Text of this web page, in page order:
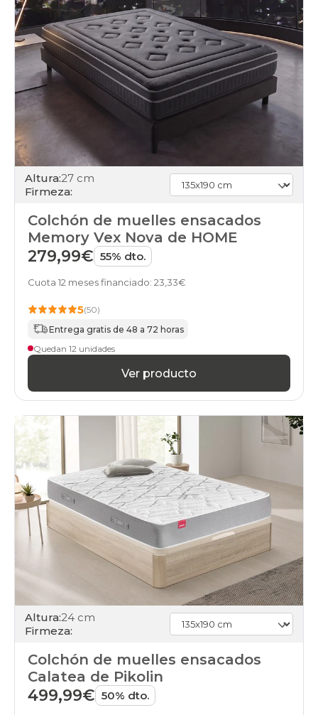
Altura:27 cm
Firmeza:
Colchón de muelles ensacados
Memory Vex Nova de HOME
279,99€ 55% dto.
Cuota 12 meses financiado: 23,33€
5(50)
Entrega gratis de 48 a 72 horas
Quedan 12 unidades
Ver producto
Altura:24 cm
Firmeza:
Colchón de muelles ensacados
Calatea de Pikolin
499,99€ 50% dto.